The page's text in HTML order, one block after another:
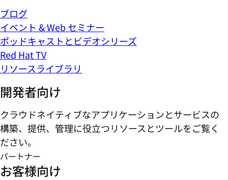
ブログ
イベント & Web セミナー
ポッドキャストとビデオシリーズ
Red Hat TV
リソースライブラリ
開発者向け
クラウドネイティブなアプリケーションとサービスの
構築、提供、管理に役立つリソースとツールをご覧く
ださい。
パートナー
お客様向け